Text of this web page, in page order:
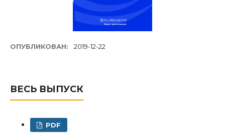
ОПУБЛИКОВАН: 2019-12-22
ВЕСЬ ВЫПУСК
PDF